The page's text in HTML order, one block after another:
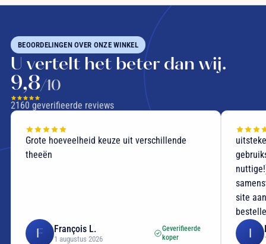
BEOORDELINGEN OVER ONZE WINKEL
U vertelt het beter dan wij.
9,8/10
2160 geverifieerde reviews
Grote hoeveelheid keuze uit verschillende
theeën
F François L.
1 augustus 2026
Geverifieerde
koper
site
I